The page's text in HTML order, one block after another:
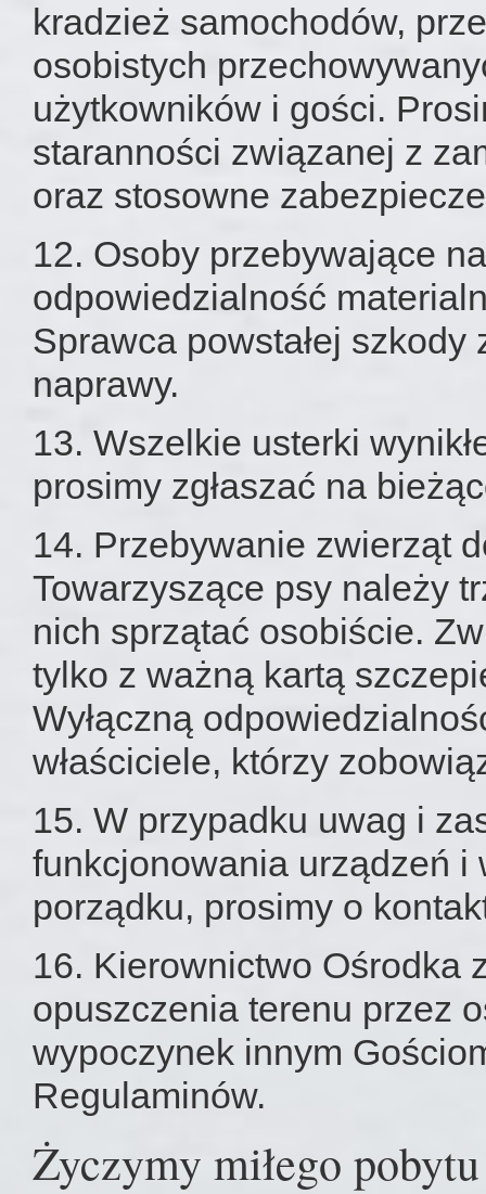
kradzież samochodów,
osobistych
użytkowników i gości.
staranności związanej z
oraz stosowne
12. Osoby przebywające
odpowiedzialność
Sprawca powstałej
naprawy.
13. Wszelkie usterki
prosimy zgłaszać na
14. Przebywanie zwierząt
Towarzyszące psy należy
nich sprzątać osobiście.
tylko z ważną kartą
Wyłączną
właściciele, którzy
15. W przypadku uwag i
funkcjonowania urządzeń i
porządku, prosimy o
16. Kierownictwo Ośrodka
opuszczenia terenu przez
wypoczynek innym
Regulaminów.
Życzymy miłego